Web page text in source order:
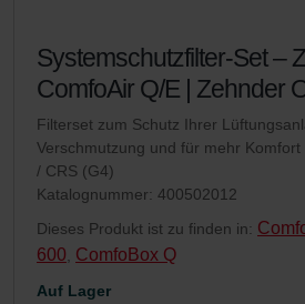
Systemschutzfilter-Set –
ComfoAir Q/E | Zehnder
Filterset zum Schutz Ihrer
Verschmutzung und für mehr
/ CRS (G4)
Katalognummer: 400502012
Dieses Produkt ist zu finden in:
600 ComfoBox Q
Auf Lager